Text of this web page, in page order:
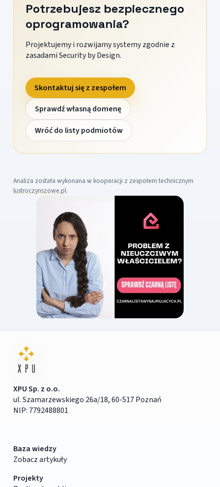
Potrzebujesz bezpiecznego
oprogramowania?
Projektujemy i rozwijamy systemy zgodnie z
zasadami Security by Design.
Skontaktuj się z zespołem
Sprawdź własną domenę
Wróć do listy podmiotów
Analiza została wykonana w kooperacji z zespołem technicznym
lustroczynszowe.pl.
XPU Sp. z o.o.
ul. Szamarzewskiego 26a/18, 60-517 Poznań
NIP: 7792488801
Baza wiedzy
Zobacz artykuły
Projekty